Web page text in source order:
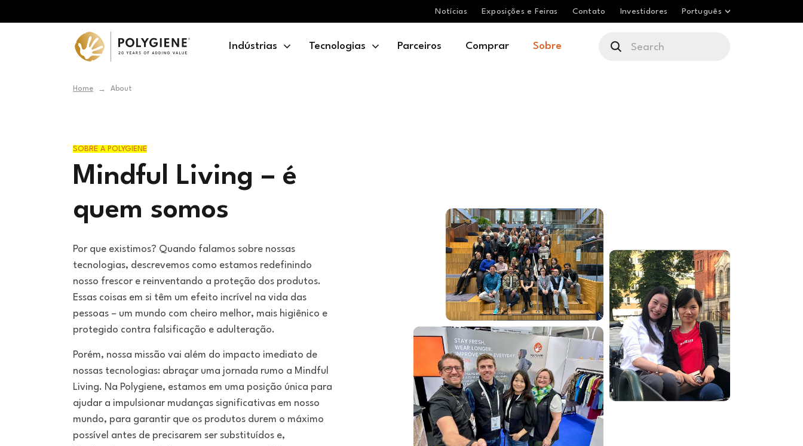
Indústrias Tecnologias Parceiros Comprar Sobre
Notícias Exposições e Feiras Contato Investidores Português
Home → About
SOBRE A POLYGIENE
Mindful Living – é
quem somos
Por que existimos? Quando falamos sobre nossas
tecnologias, descrevemos como estamos redefinindo
nosso frescor e reinventando a proteção dos produtos.
Essas coisas em si têm um efeito incrível na vida das
pessoas – um mundo com cheiro melhor, mais higiênico e
protegido contra falsificação e adulteração.
Porém, nossa missão vai além do impacto imediato de
nossas tecnologias: abraçar uma jornada rumo a Mindful
Living. Na Polygiene, estamos em uma posição única para
ajudar a impulsionar mudanças significativas em nosso
mundo, para garantir que os produtos durem o máximo
possível antes de precisarem ser substituídos e,